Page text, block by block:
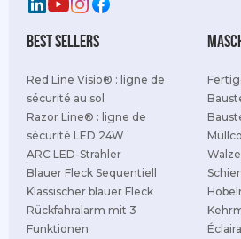
best sellers
Red Line Visio® : ligne de
sécurité au sol
Razor Line® : ligne de
sécurité LED 24W
ARC LED-Strahler
Blauer Fleck Sequentiell
Klassischer blauer Fleck
Rückfahralarm mit 3
Funktionen
Walze